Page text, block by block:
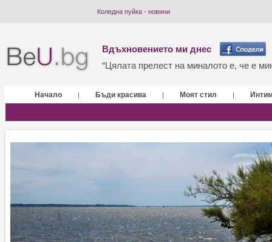
Коледна пуйка - новини
Вдъхновението ми днес
“Цялата прелест на миналото е, че е
Начало | Бъди красива | Моят стил |